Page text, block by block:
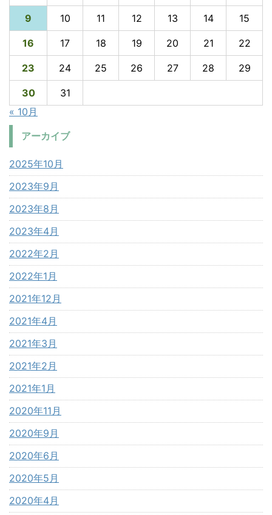
9 10 11 12 13 14 15
16 17 18 19 20 21 22
23 24 25 26 27 28 29
30
31
« 10月
アーカイブ
2025年10月
2023年9月
2023年8月
2023年4月
2022年2月
2022年1月
2021年12月
2021年4月
2021年3月
2021年2月
2021年1月
2020年11月
2020年9月
2020年6月
2020年5月
2020年4月